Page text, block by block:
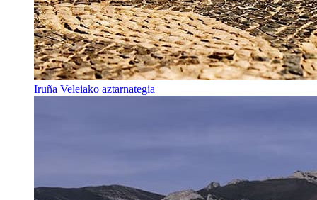
Iruña Veleiako aztarnategia